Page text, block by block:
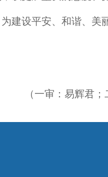
建设平安、和谐、美
（一审：易辉君